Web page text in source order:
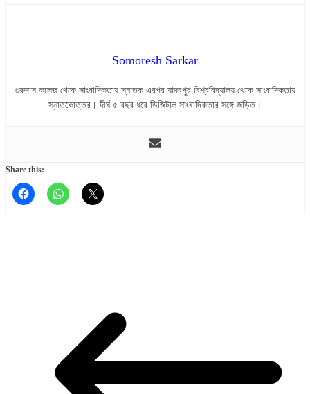
Somoresh Sarkar
গুরুদাস কলেজ থেকে সাংবাদিকতায় স্নাতক এরপর যাদবপুর বিশ্ববিদ্যালয় থেকে সাংবাদিকতায়
স্নাতকোত্তর। দীর্ঘ ৫ বছর ধরে ডিজিটাল সাংবাদিকতার সঙ্গে জড়িত।
Share this: